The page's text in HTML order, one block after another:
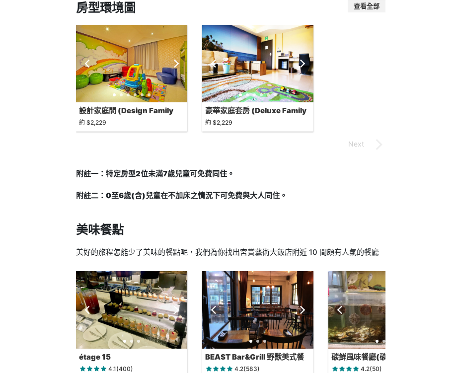
房型環境圖 查看全部
設計家庭間 (Design Family
Room)
約 $2,229
豪華家庭套房 (Deluxe Family
Suite)
約 $2,229
附註一：特定房型2位未滿7歲兒童可免費同住。
附註二：0至6歲(含)兒童在不加床之情況下可免費與大人同住。
美味餐點
美好的旅程怎能少了美味的餐點呢，我們為你找出宮賞藝術大飯店附近 10 間頗有人氣的餐廳
étage 15
4.1(400)
BEAST Bar&Grill 野獸美式餐
廳
4.2(583)
碳鮮風味餐廳(碳烤 燒烤海鮮 熱
炒)
4.2(50)